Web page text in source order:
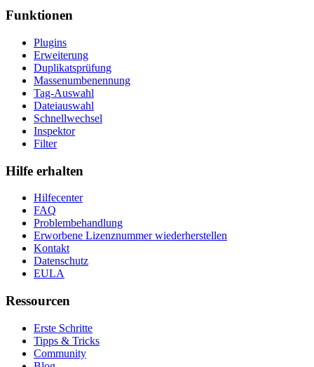
Funktionen
Plugins
Erweiterung
Duplikatsprüfung
Massenumbenennung
Tag-Auswahl
Dateiauswahl
Schnellwechsel
Inspektor
Filter
Hilfe erhalten
Hilfecenter
FAQ
Problembehandlung
Erworbene Lizenznummer wiederherstellen
Kontakt
Datenschutz
EULA
Ressourcen
Erste Schritte
Tipps & Tricks
Community